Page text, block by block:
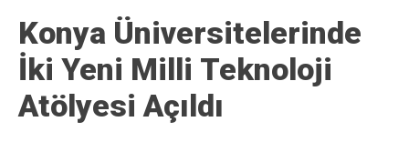
Konya Üniversitelerinde
İki Yeni Milli Teknoloji
Atölyesi Açıldı